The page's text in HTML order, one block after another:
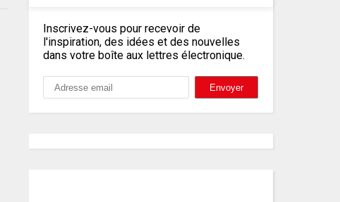
Inscrivez-vous pour recevoir de
l'inspiration, des idées et des nouvelles
dans votre boîte aux lettres électronique.